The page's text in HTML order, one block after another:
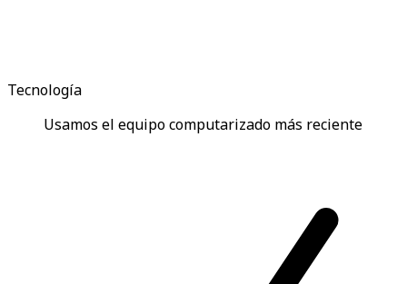
Tecnología
Usamos el equipo computarizado más reciente